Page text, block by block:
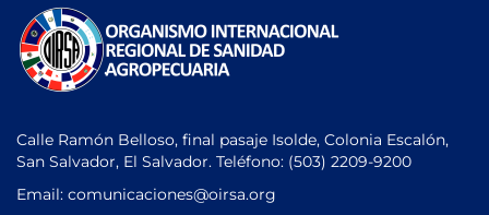
Calle Ramón Belloso, final pasaje Isolde, Colonia Escalón,
San Salvador, El Salvador. Teléfono: (503) 2209-9200
Email: comunicaciones@oirsa.org